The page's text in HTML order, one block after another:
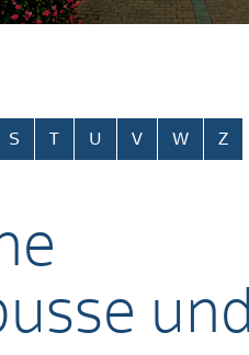
S T U V W Z
und